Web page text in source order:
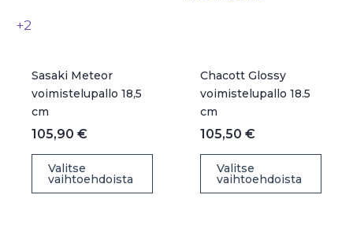
+2
Sasaki Meteor
voimistelupallo 18,5
cm
105,90 €
Valitse
vaihtoehdoista
Tällä
tuotteella
Chacott Glossy
voimistelupallo 18.5
cm
105,50 €
Valitse
vaihtoehdoista
Tällä